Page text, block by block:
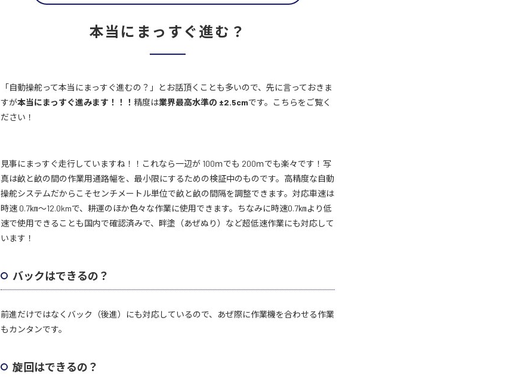
本当にまっすぐ進む？
「自動操舵って本当にまっすぐ進むの？」とお話頂くことも多いので、先に言っておきま
すが本当にまっすぐ進みます！！！ 精度は業界最高水準の ±2.5cmです。こちらをご覧く
ださい！
見事にまっすぐ走行していますね！！これなら一辺が 100ｍでも 200ｍでも楽々です！写
真は畝と畝の間の作業用通路幅を、最小限にするための検証中のものです。高精度な自動
操舵システムだからこそセンチメートル単位で畝と畝の間隔を調整できます。対応車速は
時速 0.7㎞〜12.0kmで、耕運のほか色々な作業に使用できます。ちなみに時速0.7㎞より低
速で使用できることも国内で確認済みで、畔塗（あぜぬり）など超低速作業にも対応して
います！
バックはできるの？
前進だけではなくバック（後進）にも対応しているので、あぜ際に作業機を合わせる作業
もカンタンです。
旋回はできるの？